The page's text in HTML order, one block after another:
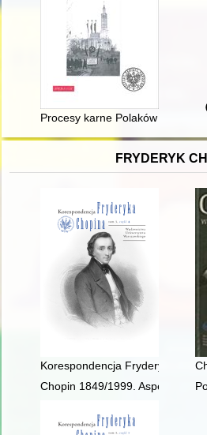
Procesy karne Polaków na
FRYDERYK
Korespondencja Fryderyka
Chopin 1849/1999. Aspekte der